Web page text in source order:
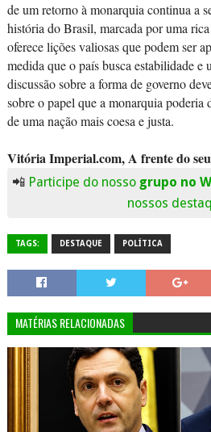
de um retorno à monarquia continua a
história do Brasil, marcada por uma
oferece lições valiosas que podem ser
medida que o país busca estabilidade e
discussão sobre a forma de governo
sobre o papel que a monarquia poderia
de uma nação mais coesa e justa.
Vitória Imperial.com, A frente do
📲 Participe do nosso grupo no
nossos
TAGS: DESTAQUE POLÍTICA
MATÉRIAS RELACIONADAS